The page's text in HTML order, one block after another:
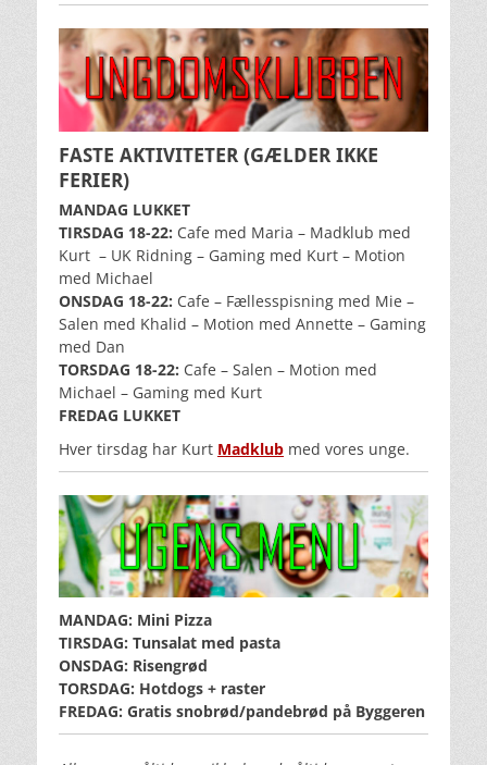
FASTE AKTIVITETER (GÆLDER IKKE
FERIER)
MANDAG LUKKET
TIRSDAG 18-22: Cafe med Maria – Madklub med
Kurt – UK Ridning – Gaming med Kurt – Motion
med Michael
ONSDAG 18-22: Cafe – Fællesspisning med Mie –
Salen med Khalid – Motion med Annette – Gaming
med Dan
TORSDAG 18-22: Cafe – Salen – Motion med
Michael – Gaming med Kurt
FREDAG LUKKET
Hver tirsdag har Kurt Madklub med vores unge.
MANDAG: Mini Pizza
TIRSDAG: Tunsalat med pasta
ONSDAG: Risengrød
TORSDAG: Hotdogs + raster
FREDAG: Gratis snobrød/pandebrød på Byggeren